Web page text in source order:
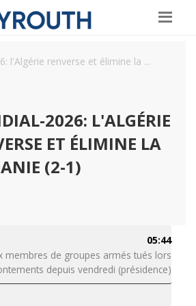
l'Algérie renverse et élimine la ...
2026: L'ALGÉRIE
ET ÉLIMINE LA
(2-1)
05:44
membres de groupes armés tués lors
depuis vendredi (présidence)